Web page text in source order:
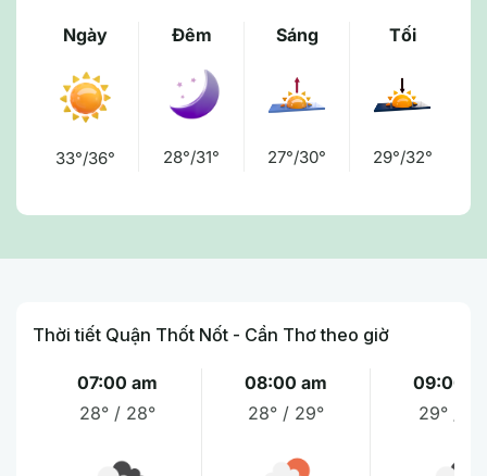
Ngày
33°/36°
Đêm
28°/31°
Sáng
27°/30°
Tối
29°/32°
Thời tiết Quận Thốt Nốt - Cần Thơ theo giờ
07:00 am
28° / 28°
08:00 am
28° / 29°
09:00
29° /